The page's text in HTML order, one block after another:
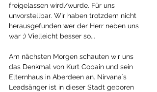
freigelassen wird/wurde. Für uns
unvorstellbar. Wir haben trotzdem nicht
herausgefunden wer der Herr neben uns
war ;) Vielleicht besser so...
Am nächsten Morgen schauten wir uns
das Denkmal von Kurt Cobain und sein
Elternhaus in Aberdeen an. Nirvana`s
Leadsänger ist in dieser Stadt geboren